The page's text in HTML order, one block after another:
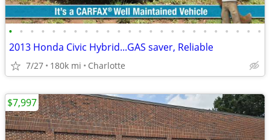
• • • • • • • • • • • • • • • • • • • • • • • •
2013 Honda Civic Hybrid...GAS saver, Reliable
7/27 180k mi Charlotte
$7,997